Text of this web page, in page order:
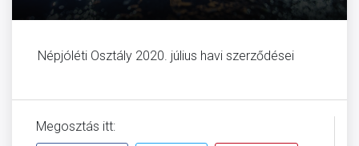
Népjóléti Osztály 2020. július havi szerződései
Megosztás itt: